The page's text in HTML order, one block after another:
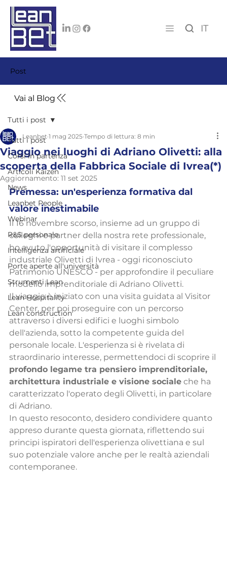
IT
Post
Vai al Blog
Tutti i post
Corsi in partenza
Articoli Kaizen
News
Leanbet People
Webinar
R&S personale
Intelligenza artificiale
Porte aperte all'università
Strumenti Lean
Lean Hospitality
Lean construction
Tutti i post
Viaggio nei luoghi di Adriano Olivetti: alla
scoperta della Fabbrica Sociale di Ivrea(*)
Leanbet 1 mag 2025 Tempo di lettura: 8 min
Aggiornamento: 11 set 2025
Premessa: un'esperienza formativa dal
valore inestimabile
Il 16 novembre scorso, insieme ad un gruppo di
colleghi e partner della nostra rete professionale,
ho avuto l'opportunità di visitare il complesso
industriale Olivetti di Ivrea - oggi riconosciuto
Patrimonio UNESCO - per approfondire il peculiare
modello imprenditoriale di Adriano Olivetti.
Il viaggio è iniziato con una visita guidata al Visitor
Center, per poi proseguire con un percorso
attraverso i diversi edifici e luoghi simbolo
dell'azienda, sotto la competente guida del
personale locale. L'esperienza si è rivelata di
straordinario interesse, permettendoci di scoprire il
profondo legame tra pensiero imprenditoriale,
architettura industriale e visione sociale che ha
caratterizzato l'operato degli Olivetti, in particolare
di Adriano.
In questo resoconto, desidero condividere quanto
appreso durante questa giornata, riflettendo sui
principi ispiratori dell'esperienza olivettiana e sul
suo potenziale valore anche per le realtà aziendali
contemporanee.